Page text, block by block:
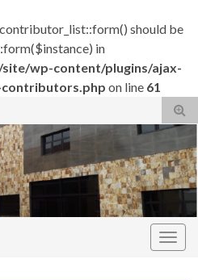
should be
in
wp-content/plugins/ajax-
on line 61
de